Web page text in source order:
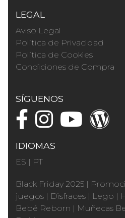
LEGAL
Aviso Legal
Política de Privacidad
Política de Cookies
Condiciones de Compra
SÍGUENOS
IDIOMAS
ES | PT
Black Friday 2025 |
juegos | Disfraces | Lego |
Bebé Reborn | Muñecas